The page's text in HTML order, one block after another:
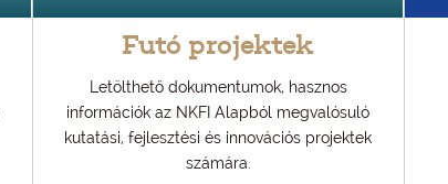
Futó projektek
Letölthető dokumentumok, hasznos
információk az NKFI Alapból megvalósuló
kutatási, fejlesztési és innovációs projektek
számára.